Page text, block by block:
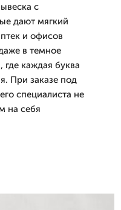
с
дают мягкий
и офисов
в темное
где каждая буква
При заказе под
специалиста не
на себя